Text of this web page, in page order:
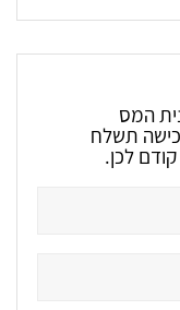
המס
הרכישה תשלח
לכן.